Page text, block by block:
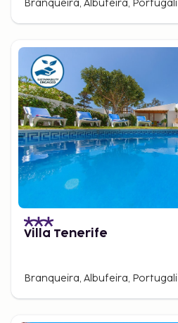
Branqueira, Albufeira, Portugali
Villa Tenerife
Branqueira, Albufeira, Portugali